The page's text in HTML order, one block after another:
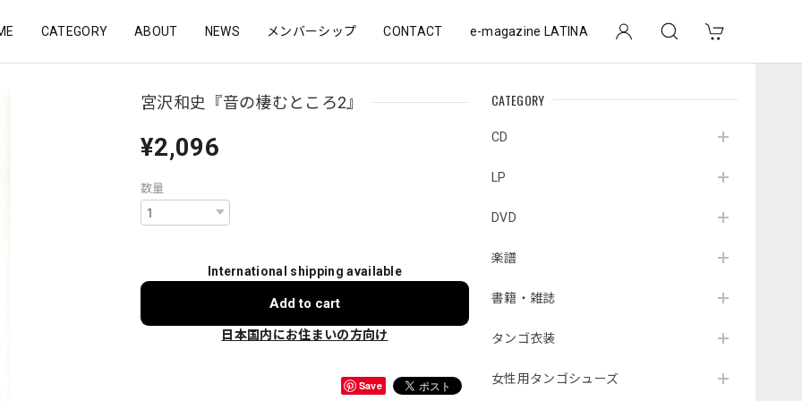
CATEGORY ABOUT NEWS メンバーシップ CONTACT e-magazine LATINA
CATEGORY
CD
LP
DVD
楽譜
書籍・雑誌
タンゴ衣装
女性用タンゴシューズ
宮沢和史『音の棲むところ2』
¥2,096
数量
International shipping available
Add to cart
日本国内にお住まいの方向け
Save